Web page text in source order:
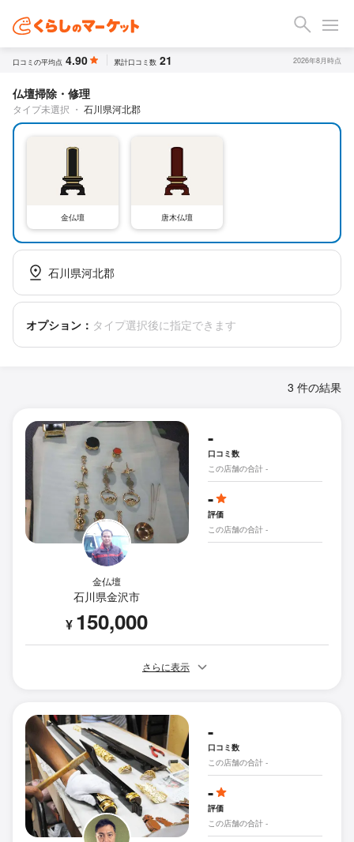
口コミの平均点 4.90 累計口コミ数 21 2026年8月時点
仏壇掃除・修理
タイプ未選択 ・ 石川県河北郡
金仏壇 唐木仏壇
石川県河北郡
オプション： タイプ選択後に指定できます
3 件の結果
金仏壇
石川県金沢市
¥ 150,000
-
口コミ数
この店舗の合計 -
-
評価
この店舗の合計 -
さらに表示
-
口コミ数
この店舗の合計 -
-
評価
この店舗の合計 -